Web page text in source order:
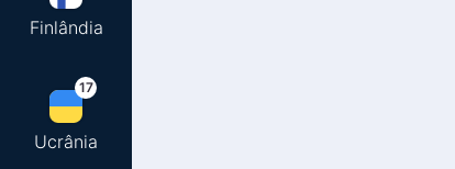
Finlândia
17
Ucrânia